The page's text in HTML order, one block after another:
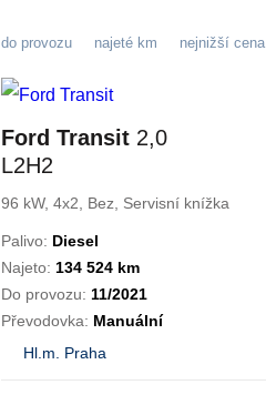
do provozu najeté km nejnižší cena
Ford Transit 2,0
L2H2
96 kW, 4x2, Bez, Servisní knížka
Palivo: Diesel
Najeto: 134 524 km
Do provozu: 11/2021
Převodovka: Manuální
Hl.m. Praha